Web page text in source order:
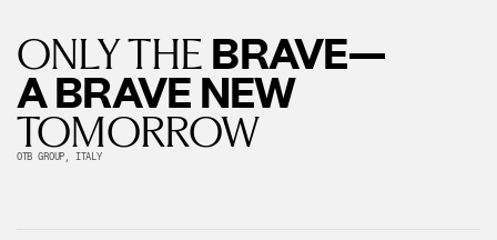
ONLY THE BRAVE—
A BRAVE NEW
TOMORROW
OTB GROUP, ITALY